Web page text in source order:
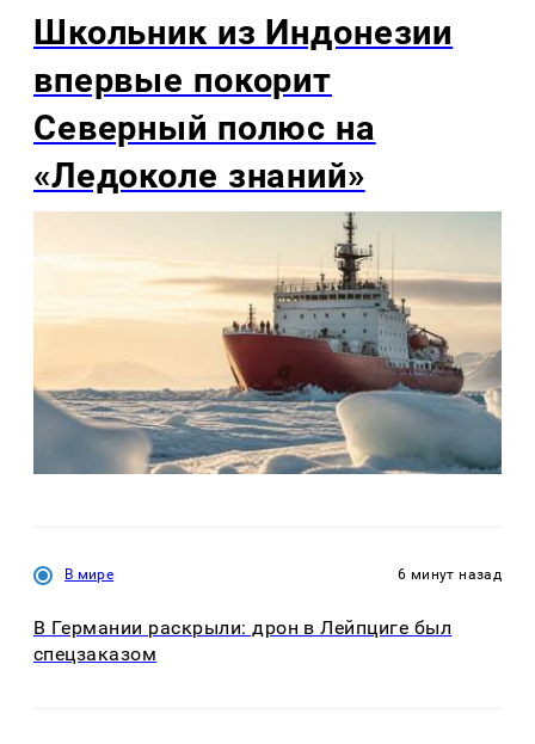
Школьник из Индонезии
впервые покорит
Северный полюс на
«Ледоколе знаний»
В мире 6 минут назад
В Германии раскрыли: дрон в Лейпциге был
спецзаказом